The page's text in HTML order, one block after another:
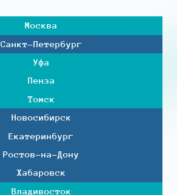
Москва
Санкт-Петербург
Уфа
Пенза
Томск
Новосибирск
Екатеринбург
Ростов-на-Дону
Хабаровск
Владивосток